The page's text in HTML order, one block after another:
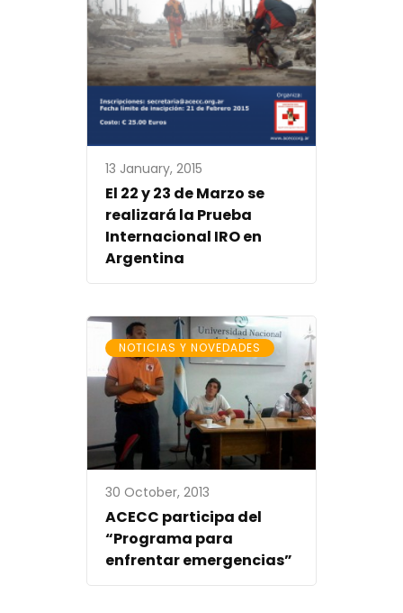
13 January, 2015
El 22 y 23 de Marzo se
realizará la Prueba
Internacional IRO en
Argentina
NOTICIAS Y NOVEDADES
30 October, 2013
ACECC participa del
“Programa para
enfrentar emergencias”